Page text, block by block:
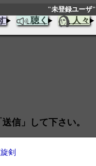
"未登録ユーザ"
聴く 人々
信」して下さい。
剣